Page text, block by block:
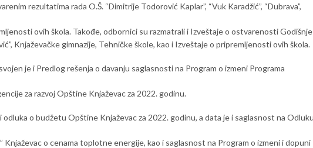
rezultatima rada O.Š. “Dimitrije Todorović Kaplar”, “Vuk Karadžić”, “Dubrava”,
ovih škola. Takođe, odbornici su razmatrali i Izveštaje o ostvarenosti
Knjaževačke gimnazije, Tehničke škole, kao i Izveštaje o pripremljenosti ovih škola.
je i Predlog rešenja o davanju saglasnosti na Program o izmeni Programa
za razvoj Opštine Knjaževac za 2022. godinu.
odluka o budžetu Opštine Knjaževac za 2022. godinu, a data je i saglasnost na Odluku
Knjaževac o cenama toplotne energije, kao i saglasnost na Program o izmeni i dopuni